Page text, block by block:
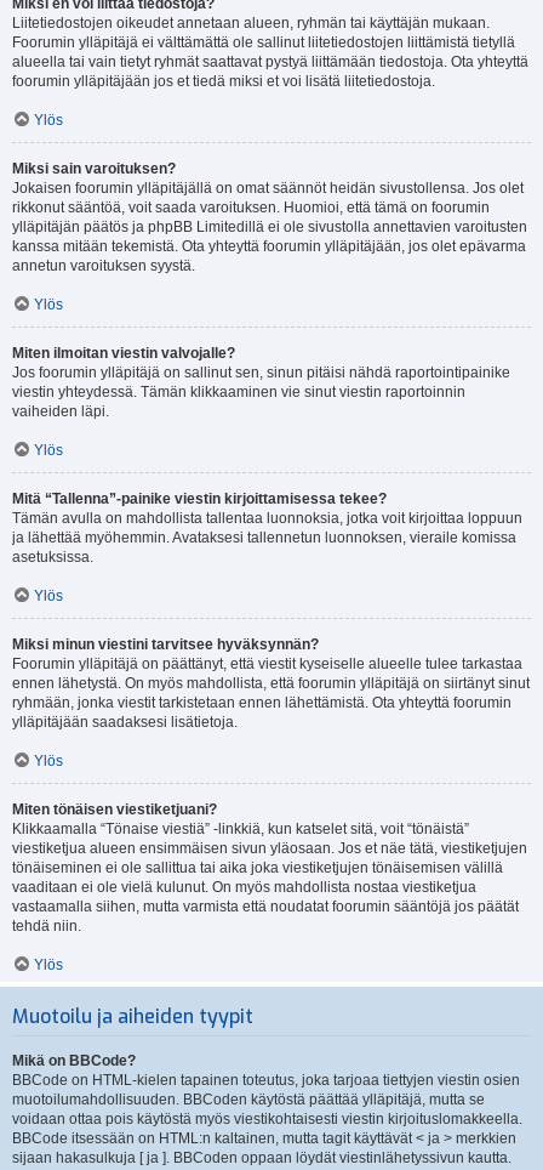
Miksi en voi liittää tiedostoja?
Liitetiedostojen oikeudet annetaan alueen, ryhmän tai käyttäjän mukaan.
Foorumin ylläpitäjä ei välttämättä ole sallinut liitetiedostojen liittämistä tietyllä
alueella tai vain tietyt ryhmät saattavat pystyä liittämään tiedostoja. Ota yhteyttä
foorumin ylläpitäjään jos et tiedä miksi et voi lisätä liitetiedostoja.
Ylös
Miksi sain varoituksen?
Jokaisen foorumin ylläpitäjällä on omat säännöt heidän sivustollensa. Jos olet
rikkonut sääntöä, voit saada varoituksen. Huomioi, että tämä on foorumin
ylläpitäjän päätös ja phpBB Limitedillä ei ole sivustolla annettavien varoitusten
kanssa mitään tekemistä. Ota yhteyttä foorumin ylläpitäjään, jos olet epävarma
annetun varoituksen syystä.
Ylös
Miten ilmoitan viestin valvojalle?
Jos foorumin ylläpitäjä on sallinut sen, sinun pitäisi nähdä raportointipainike
viestin yhteydessä. Tämän klikkaaminen vie sinut viestin raportoinnin
vaiheiden läpi.
Ylös
Mitä “Tallenna”-painike viestin kirjoittamisessa tekee?
Tämän avulla on mahdollista tallentaa luonnoksia, jotka voit kirjoittaa loppuun
ja lähettää myöhemmin. Avataksesi tallennetun luonnoksen, vieraile komissa
asetuksissa.
Ylös
Miksi minun viestini tarvitsee hyväksynnän?
Foorumin ylläpitäjä on päättänyt, että viestit kyseiselle alueelle tulee tarkastaa
ennen lähetystä. On myös mahdollista, että foorumin ylläpitäjä on siirtänyt sinut
ryhmään, jonka viestit tarkistetaan ennen lähettämistä. Ota yhteyttä foorumin
ylläpitäjään saadaksesi lisätietoja.
Ylös
Miten tönäisen viestiketjuani?
Klikkaamalla “Tönaise viestiä” -linkkiä, kun katselet sitä, voit “tönäistä”
viestiketjua alueen ensimmäisen sivun yläosaan. Jos et näe tätä, viestiketjujen
tönäiseminen ei ole sallittua tai aika joka viestiketjujen tönäisemisen välillä
vaaditaan ei ole vielä kulunut. On myös mahdollista nostaa viestiketjua
vastaamalla siihen, mutta varmista että noudatat foorumin sääntöjä jos päätät
tehdä niin.
Ylös
Muotoilu ja aiheiden tyypit
Mikä on BBCode?
BBCode on HTML-kielen tapainen toteutus, joka tarjoaa tiettyjen viestin osien
muotoilumahdollisuuden. BBCoden käytöstä päättää ylläpitäjä, mutta se
voidaan ottaa pois käytöstä myös viestikohtaisesti viestin kirjoituslomakkeella.
BBCode itsessään on HTML:n kaltainen, mutta tagit käyttävät < ja > merkkien
sijaan hakasulkuja [ ja ]. BBCoden oppaan löydät viestinlähetyssivun kautta.